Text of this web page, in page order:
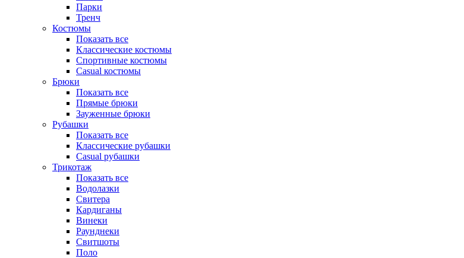
Парки
Тренч
Костюмы
Показать все
Классические костюмы
Спортивные костюмы
Casual костюмы
Брюки
Показать все
Прямые брюки
Зауженные брюки
Рубашки
Показать все
Классические рубашки
Casual рубашки
Трикотаж
Показать все
Водолазки
Свитера
Кардиганы
Винеки
Раунднеки
Свитшоты
Поло